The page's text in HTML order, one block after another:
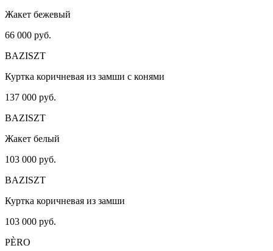
Жакет бежевый
66 000 руб.
BAZISZT
Куртка коричневая из замши с конями
137 000 руб.
BAZISZT
Жакет белый
103 000 руб.
BAZISZT
Куртка коричневая из замши
103 000 руб.
PÈRO